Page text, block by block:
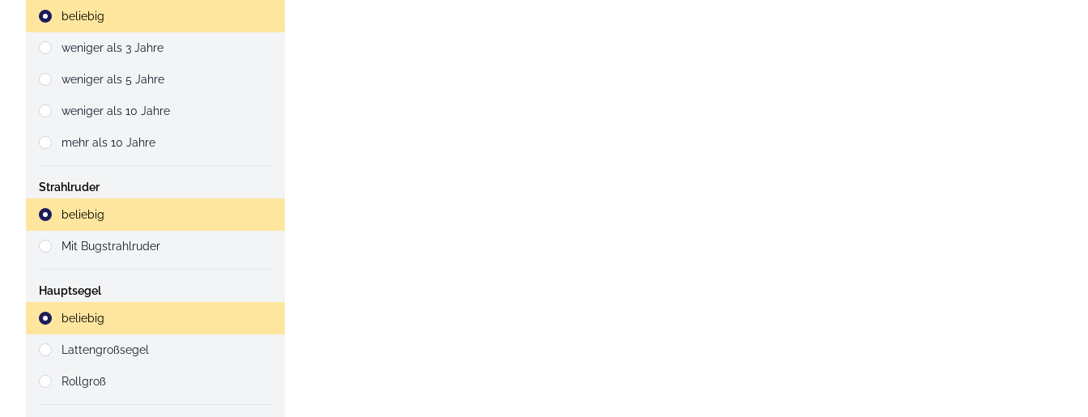
Strahlruder
beliebig
weniger als 3 Jahre
weniger als 5 Jahre
weniger als 10 Jahre
mehr als 10 Jahre
Strahlruder
Strahlruder
beliebig
Mit Bugstrahlruder
Hauptsegel
Strahlruder
beliebig
Lattengroßsegel
Rollgroß